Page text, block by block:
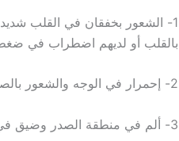
1- الشعور بخفقان في القلب
بالقلب أو لديهم اضطراب في
2- إحمرار في الوجه والشعور بالصداع والدوار الشديد.
3- ألم في منطقة الصدر وضيق في التنفس.